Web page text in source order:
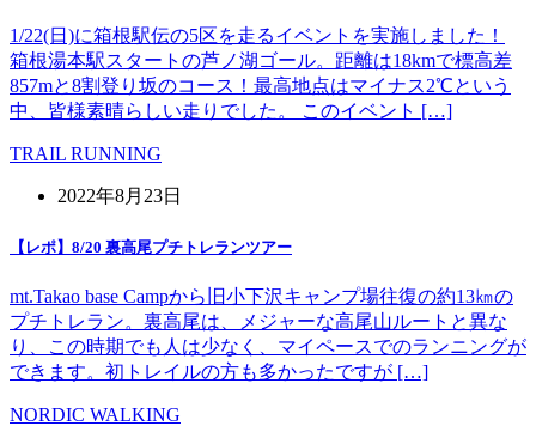
1/22(日)に箱根駅伝の5区を走るイベントを実施しました！
箱根湯本駅スタートの芦ノ湖ゴール。距離は18kmで標高差
857mと8割登り坂のコース！最高地点はマイナス2℃という
中、皆様素晴らしい走りでした。 このイベント […]
TRAIL RUNNING
2022年8月23日
【レポ】8/20 裏高尾プチトレランツアー
mt.Takao base Campから旧小下沢キャンプ場往復の約13㎞の
プチトレラン。裏高尾は、メジャーな高尾山ルートと異な
り、この時期でも人は少なく、マイペースでのランニングが
できます。初トレイルの方も多かったですが […]
NORDIC WALKING